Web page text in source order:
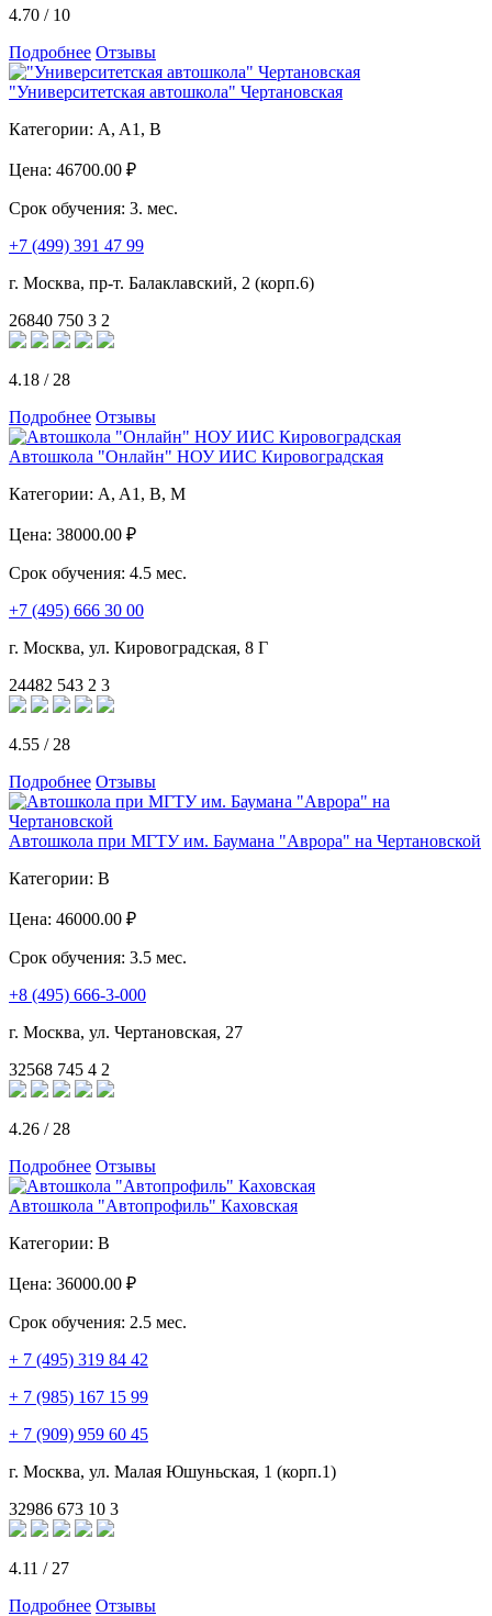
4.70 / 10
Подробнее Отзывы
"Университетская автошкола" Чертановская
Категории: A, A1, B
Цена: 46700.00 ₽
Срок обучения: 3. мес.
+7 (499) 391 47 99
г. Москва, пр-т. Балаклавский, 2 (корп.6)
26840 750 3 2
4.18 / 28
Подробнее Отзывы
Автошкола "Онлайн" НОУ ИИС Кировоградская
Категории: A, A1, B, M
Цена: 38000.00 ₽
Срок обучения: 4.5 мес.
+7 (495) 666 30 00
г. Москва, ул. Кировоградская, 8 Г
24482 543 2 3
4.55 / 28
Подробнее Отзывы
Автошкола при МГТУ им. Баумана "Аврора" на Чертановской
Категории: B
Цена: 46000.00 ₽
Срок обучения: 3.5 мес.
+8 (495) 666-3-000
г. Москва, ул. Чертановская, 27
32568 745 4 2
4.26 / 28
Подробнее Отзывы
Автошкола "Автопрофиль" Каховская
Категории: B
Цена: 36000.00 ₽
Срок обучения: 2.5 мес.
+ 7 (495) 319 84 42
+ 7 (985) 167 15 99
+ 7 (909) 959 60 45
г. Москва, ул. Малая Юшуньская, 1 (корп.1)
32986 673 10 3
4.11 / 27
Подробнее Отзывы